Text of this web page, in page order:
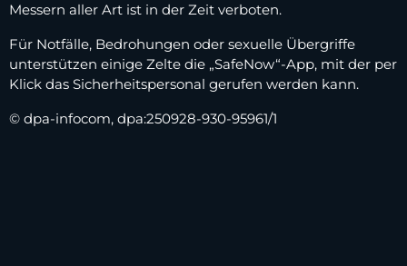
Messern aller Art ist in der Zeit verboten.
Für Notfälle, Bedrohungen oder sexuelle Übergriffe
unterstützen einige Zelte die „SafeNow“-App, mit der per
Klick das Sicherheitspersonal gerufen werden kann.
© dpa-infocom, dpa:250928-930-95961/1